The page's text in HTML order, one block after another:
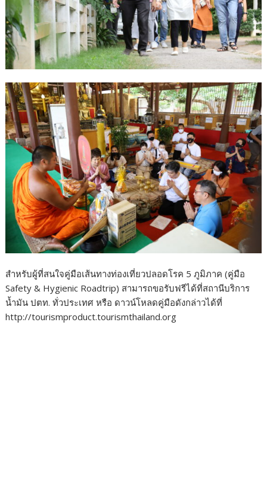
สำหรับผู้ที่สนใจคู่มือเส้นทางท่องเที่ยวปลอดโรค 5 ภูมิภาค (คู่มือ
Safety & Hygienic Roadtrip) สามารถขอรับฟรีได้ที่สถานีบริการ
น้ำมัน ปตท. ทั่วประเทศ หรือ ดาวน์โหลดคู่มือดังกล่าวได้ที่
http://tourismproduct.tourismthailand.org